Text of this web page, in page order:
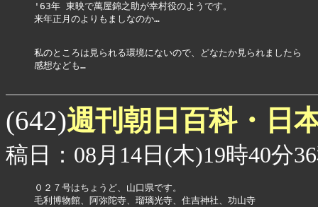
'63年 東映で萬屋錦之助が幸村役のようです。
来年正月のよりもましなのか…
私のところは見られる環境にないので、どなたか見られましたら
感想なども…
(642)週刊朝日百科・日
稿日：08月14日(木)19時40分
０２７号はちょうど、山口県です。
毛利博物館、阿弥陀寺、瑠璃光寺、住吉神社、功山寺